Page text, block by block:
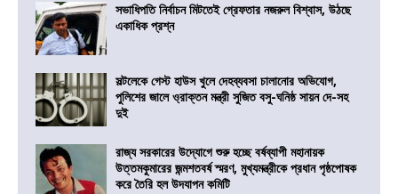
সভাধিপতি নির্বাচন মিটতেই গ্রেফতার নজরুল বিশ্বাস, উঠছে
একাধিক প্রশ্ন
সল্টলেকে গেস্ট হাউস খুলে দেহব্যবসা চালানোর অভিযোগ,
পুলিশের জালে ও্রাক্তন মন্ত্রী সুজিত বসু-ঘনিষ্ঠ সায়ন দে-সহ
দুই
রাজ্য সরকারের উদ্যোগে শুরু হচ্ছে বর্ষব্যাপী মহানায়ক
উত্তমকুমারের জন্মশতবর্ষ স্মরণ, মুখ্যমন্ত্রীকে প্রধান পৃষ্ঠপোষক
করে তৈরি হল উদযাপন কমিটি